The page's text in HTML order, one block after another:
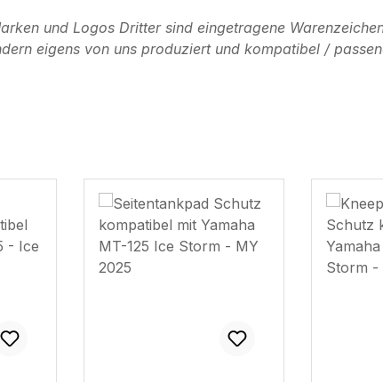
und Logos Dritter sind eingetragene
eigens von uns produziert und kompatibel /